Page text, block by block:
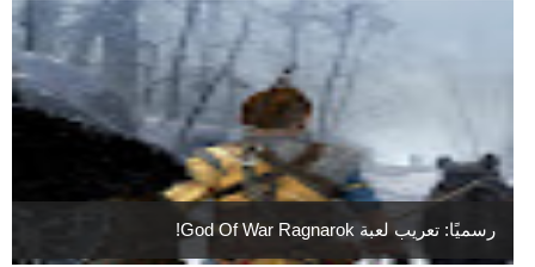
رسميًا: تعريب لعبة God Of War Ragnarok!